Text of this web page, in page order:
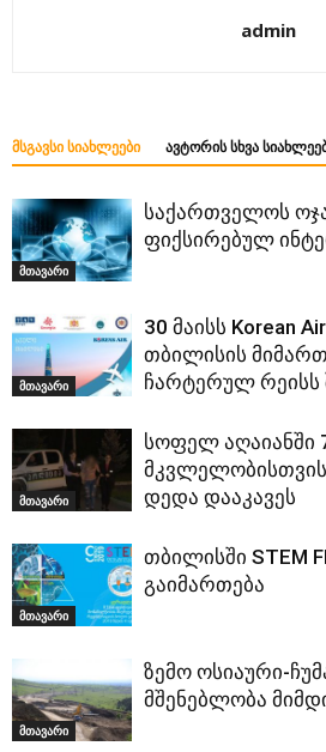
admin
ᲛᲡᲒᲐᲕᲡᲘ ᲡᲘᲐᲮᲚᲔᲔᲑᲘ ᲐᲕᲢᲝᲠᲘᲡ ᲡᲮᲕᲐ
მთავარი
საქართველოს
ფიქსირებულ
მთავარი
30 მაისს Korean
თბილისის
ჩარტერულ რეისს
მთავარი
სოფელ აღაიანში
დედა დააკავეს
მთავარი
თბილისში STEM
გაიმართება
მთავარი
ზემო ოსიაური-
მშენებლობა